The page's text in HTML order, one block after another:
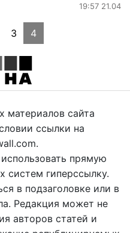
19:57 21.04
3 4
материалов сайта
ссылки на
прямую
систем гиперссылку.
в подзаголовке или в
Редакция может не
авторов статей и